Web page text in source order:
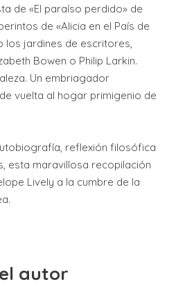
de «El paraíso perdido» de
de «Alicia en el País de
los jardines de escritores,
Bowen o Philip Larkin.
Un embriagador
vuelta al hogar primigenio de
reflexión filosófica
esta maravillosa recopilación
Lively a la cumbre de la
autor